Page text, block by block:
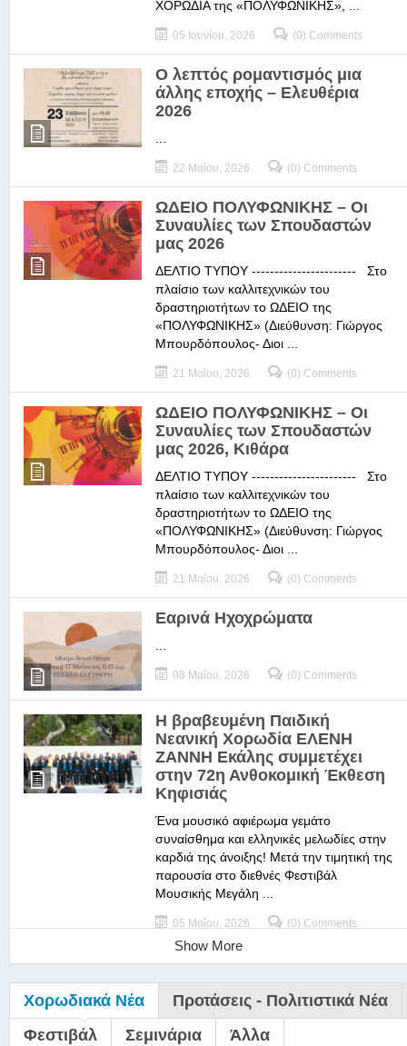
ΧΟΡΩΔΙΑ της «ΠΟΛΥΦΩΝΙΚΗΣ», ...
05 Ιουνίου, 2026 (0) Comments
Ο λεπτός ρομαντισμός μια
άλλης εποχής – Ελευθέρια
2026
22 Μαΐου, 2026 (0) Comments
ΩΔΕΙΟ ΠΟΛΥΦΩΝΙΚΗΣ – Οι
Συναυλίες των Σπουδαστών
μας 2026
ΔΕΛΤΙΟ ΤΥΠΟΥ ----------------------- Στο
πλαίσιο των καλλιτεχνικών του
δραστηριοτήτων το ΩΔΕΙΟ της
«ΠΟΛΥΦΩΝΙΚΗΣ» (Διεύθυνση: Γιώργος
Μπουρδόπουλος- Διοι ...
21 Μαΐου, 2026 (0) Comments
ΩΔΕΙΟ ΠΟΛΥΦΩΝΙΚΗΣ – Οι
Συναυλίες των Σπουδαστών
μας 2026, Κιθάρα
ΔΕΛΤΙΟ ΤΥΠΟΥ ----------------------- Στο
πλαίσιο των καλλιτεχνικών του
δραστηριοτήτων το ΩΔΕΙΟ της
«ΠΟΛΥΦΩΝΙΚΗΣ» (Διεύθυνση: Γιώργος
Μπουρδόπουλος- Διοι ...
21 Μαΐου, 2026 (0) Comments
Εαρινά Ηχοχρώματα
08 Μαΐου, 2026 (0) Comments
Η βραβευμένη Παιδική
Νεανική Χορωδία ΕΛΕΝΗ
ΖΑΝΝΗ Εκάλης συμμετέχει
στην 72η Ανθοκομική Έκθεση
Κηφισιάς
Ένα μουσικό αφιέρωμα γεμάτο
συναίσθημα και ελληνικές μελωδίες στην
καρδιά της άνοιξης! Μετά την τιμητική της
παρουσία στο διεθνές Φεστιβάλ
Μουσικής Μεγάλη ...
05 Μαΐου, 2026 (0) Comments
Show More
Χορωδιακά Νέα
Προτάσεις - Πολιτιστικά Νέα
Φεστιβάλ
Σεμινάρια Άλλα